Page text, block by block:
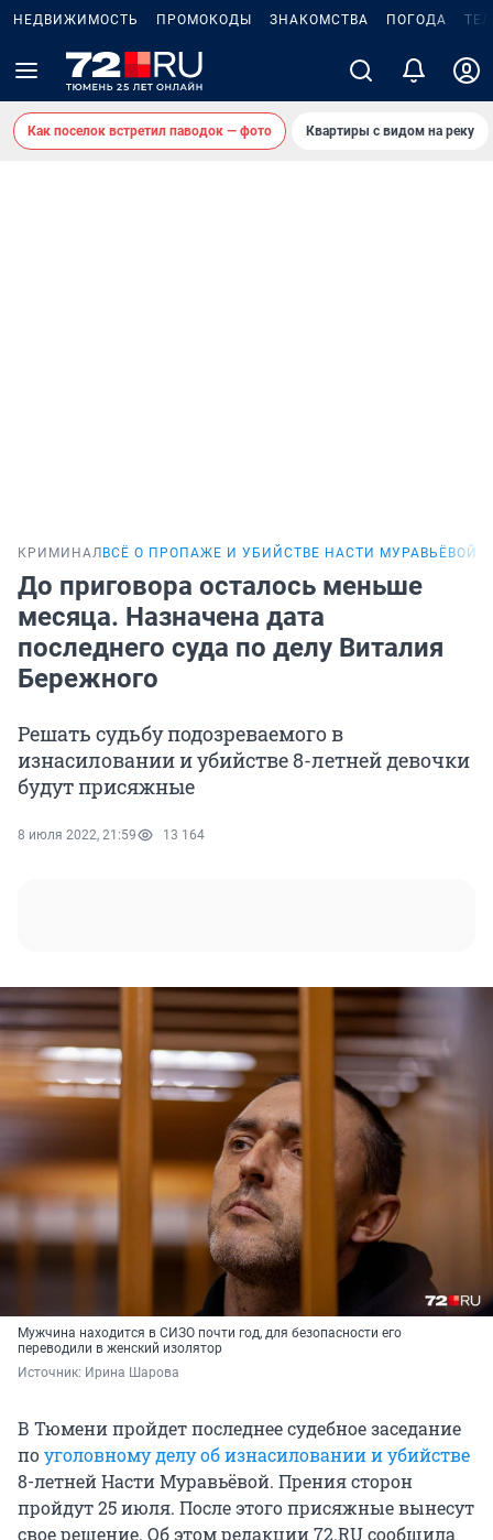
НЕДВИЖИМОСТЬ ПРОМОКОДЫ ЗНАКОМСТВА ПОГОДА
Как поселок встретил паводок — фото Квартиры с видом на реку
КРИМИНАЛ ВСЁ О ПРОПАЖЕ И УБИЙСТВЕ НАСТИ МУРАВЬЁВОЙ
До приговора осталось меньше
месяца. Назначена дата
последнего суда по делу Виталия
Бережного
Решать судьбу подозреваемого в
изнасиловании и убийстве 8-летней девочки
будут присяжные
8 июля 2022, 21:59 13 164
Мужчина находится в СИЗО почти год, для безопасности его
переводили в женский изолятор
Источник: Ирина Шарова
В Тюмени пройдет последнее судебное заседание
поуголовному делу об изнасиловании и убийстве
8-летней Насти Муравьёвой. Прения сторон
пройдут 25 июля. После этого присяжные вынесут
свое решение. Об этом редакции 72.RU сообщила